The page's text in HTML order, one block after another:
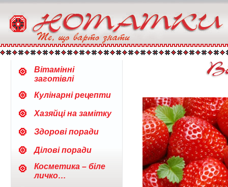
Вітамінні
заготівлі
Кулінарні рецепти
Хазяйці на замітку
Здорові поради
Ділові поради
Косметика – біле
личко…